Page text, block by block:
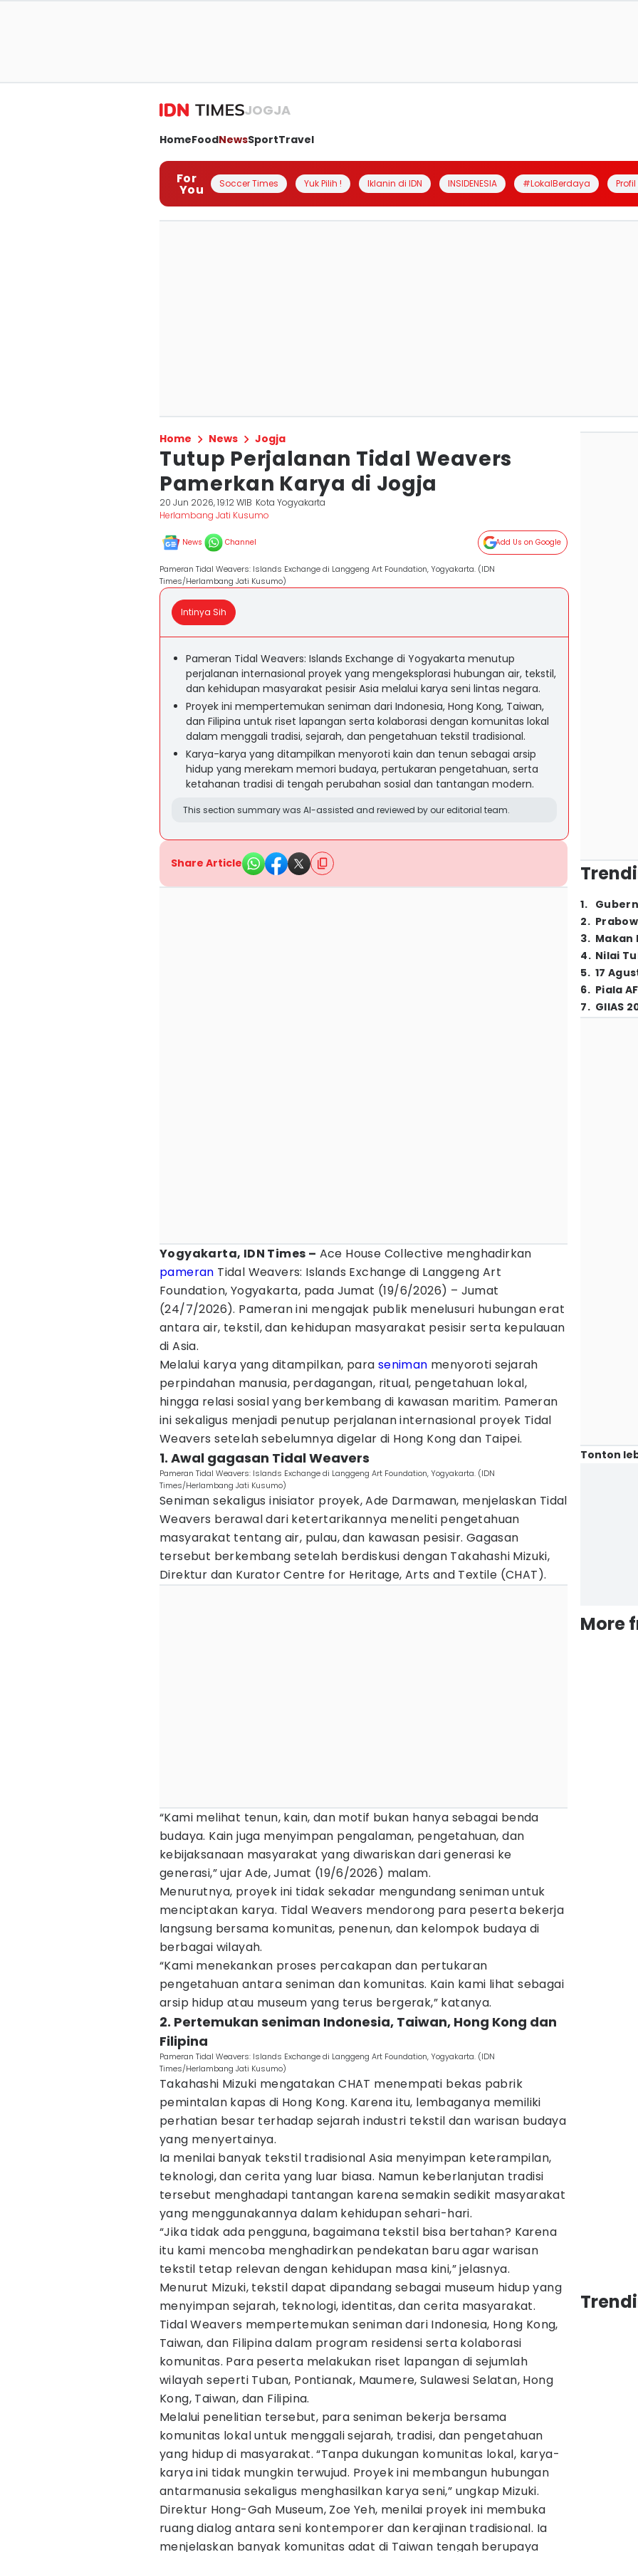
JOGJA
HomeFoodNewsSportTravel
For
You Soccer Times Yuk Pilih ! Iklanin di IDN INSIDENESIA #LokalBerdaya
Home News Jogja
Tutup Perjalanan Tidal Weavers
Pamerkan Karya di Jogja
20 Jun 2026, 19:12 WIB Kota Yogyakarta
Herlambang Jati Kusumo
News Channel Add Us on Google
Pameran Tidal Weavers: Islands Exchange di Langgeng Art Foundation, Yogyakarta. (IDN
Times/Herlambang Jati Kusumo)
Intinya Sih
Pameran Tidal Weavers: Islands Exchange di Yogyakarta menutup
perjalanan internasional proyek yang mengeksplorasi hubungan air, tekstil,
dan kehidupan masyarakat pesisir Asia melalui karya seni lintas negara.
Proyek ini mempertemukan seniman dari Indonesia, Hong Kong, Taiwan,
dan Filipina untuk riset lapangan serta kolaborasi dengan komunitas lokal
dalam menggali tradisi, sejarah, dan pengetahuan tekstil tradisional.
Karya-karya yang ditampilkan menyoroti kain dan tenun sebagai arsip
hidup yang merekam memori budaya, pertukaran pengetahuan, serta
ketahanan tradisi di tengah perubahan sosial dan tantangan modern.
This section summary was AI-assisted and reviewed by our editorial team.
Share Article
Yogyakarta, IDN Times – Ace House Collective menghadirkan
pameran Tidal Weavers: Islands Exchange di Langgeng Art
Foundation, Yogyakarta, pada Jumat (19/6/2026) – Jumat
(24/7/2026). Pameran ini mengajak publik menelusuri hubungan erat
antara air, tekstil, dan kehidupan masyarakat pesisir serta kepulauan
di Asia.
Melalui karya yang ditampilkan, para seniman menyoroti sejarah
perpindahan manusia, perdagangan, ritual, pengetahuan lokal,
hingga relasi sosial yang berkembang di kawasan maritim. Pameran
ini sekaligus menjadi penutup perjalanan internasional proyek Tidal
Weavers setelah sebelumnya digelar di Hong Kong dan Taipei.
1. Awal gagasan Tidal Weavers
Pameran Tidal Weavers: Islands Exchange di Langgeng Art Foundation, Yogyakarta. (IDN
Times/Herlambang Jati Kusumo)
Seniman sekaligus inisiator proyek, Ade Darmawan, menjelaskan Tidal
Weavers berawal dari ketertarikannya meneliti pengetahuan
masyarakat tentang air, pulau, dan kawasan pesisir. Gagasan
tersebut berkembang setelah berdiskusi dengan Takahashi Mizuki,
Direktur dan Kurator Centre for Heritage, Arts and Textile (CHAT).
“Kami melihat tenun, kain, dan motif bukan hanya sebagai benda
budaya. Kain juga menyimpan pengalaman, pengetahuan, dan
kebijaksanaan masyarakat yang diwariskan dari generasi ke
generasi,” ujar Ade, Jumat (19/6/2026) malam.
Menurutnya, proyek ini tidak sekadar mengundang seniman untuk
menciptakan karya. Tidal Weavers mendorong para peserta bekerja
langsung bersama komunitas, penenun, dan kelompok budaya di
berbagai wilayah.
“Kami menekankan proses percakapan dan pertukaran
pengetahuan antara seniman dan komunitas. Kain kami lihat sebagai
arsip hidup atau museum yang terus bergerak,” katanya.
2. Pertemukan seniman Indonesia, Taiwan, Hong Kong dan
Filipina
Pameran Tidal Weavers: Islands Exchange di Langgeng Art Foundation, Yogyakarta. (IDN
Times/Herlambang Jati Kusumo)
Takahashi Mizuki mengatakan CHAT menempati bekas pabrik
pemintalan kapas di Hong Kong. Karena itu, lembaganya memiliki
perhatian besar terhadap sejarah industri tekstil dan warisan budaya
yang menyertainya.
Ia menilai banyak tekstil tradisional Asia menyimpan keterampilan,
teknologi, dan cerita yang luar biasa. Namun keberlanjutan tradisi
tersebut menghadapi tantangan karena semakin sedikit masyarakat
yang menggunakannya dalam kehidupan sehari-hari.
“Jika tidak ada pengguna, bagaimana tekstil bisa bertahan? Karena
itu kami mencoba menghadirkan pendekatan baru agar warisan
tekstil tetap relevan dengan kehidupan masa kini,” jelasnya.
Menurut Mizuki, tekstil dapat dipandang sebagai museum hidup yang
menyimpan sejarah, teknologi, identitas, dan cerita masyarakat.
Tidal Weavers mempertemukan seniman dari Indonesia, Hong Kong,
Taiwan, dan Filipina dalam program residensi serta kolaborasi
komunitas. Para peserta melakukan riset lapangan di sejumlah
wilayah seperti Tuban, Pontianak, Maumere, Sulawesi Selatan, Hong
Kong, Taiwan, dan Filipina.
Melalui penelitian tersebut, para seniman bekerja bersama
komunitas lokal untuk menggali sejarah, tradisi, dan pengetahuan
yang hidup di masyarakat. “Tanpa dukungan komunitas lokal, karya-
karya ini tidak mungkin terwujud. Proyek ini membangun hubungan
antarmanusia sekaligus menghasilkan karya seni,” ungkap Mizuki.
Direktur Hong-Gah Museum, Zoe Yeh, menilai proyek ini membuka
ruang dialog antara seni kontemporer dan kerajinan tradisional. Ia
menjelaskan banyak komunitas adat di Taiwan tengah berupaya
1.
2.
3. Makan
4. Nilai
5. 17
6. Piala
7. GIIAS
Tonton
More